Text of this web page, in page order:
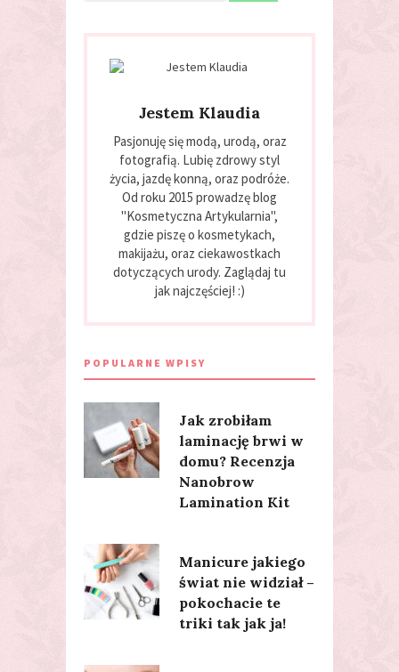
Jestem Klaudia
Pasjonuję się modą, urodą, oraz
fotografią. Lubię zdrowy styl
życia, jazdę konną, oraz podróże.
Od roku 2015 prowadzę blog
"Kosmetyczna Artykularnia",
gdzie piszę o kosmetykach,
makijażu, oraz ciekawostkach
dotyczących urody. Zaglądaj tu
jak najczęściej! :)
POPULARNE WPISY
Jak zrobiłam
laminację brwi w
domu? Recenzja
Nanobrow
Lamination Kit
Manicure jakiego
świat nie widział –
pokochacie te
triki tak jak ja!